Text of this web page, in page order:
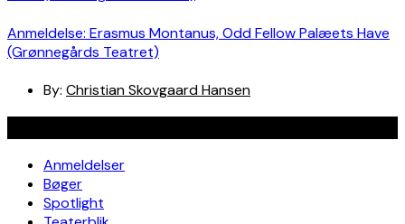
Anmeldelse: Erasmus Montanus, Odd Fellow Palæets Have
(Grønnegårds Teatret)
By: Christian Skovgaard Hansen
Anmeldelser
Bøger
Spotlight